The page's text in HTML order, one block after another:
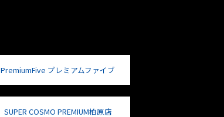
PremiumFive プレミアムファイブ
SUPER COSMO PREMIUM柏原店